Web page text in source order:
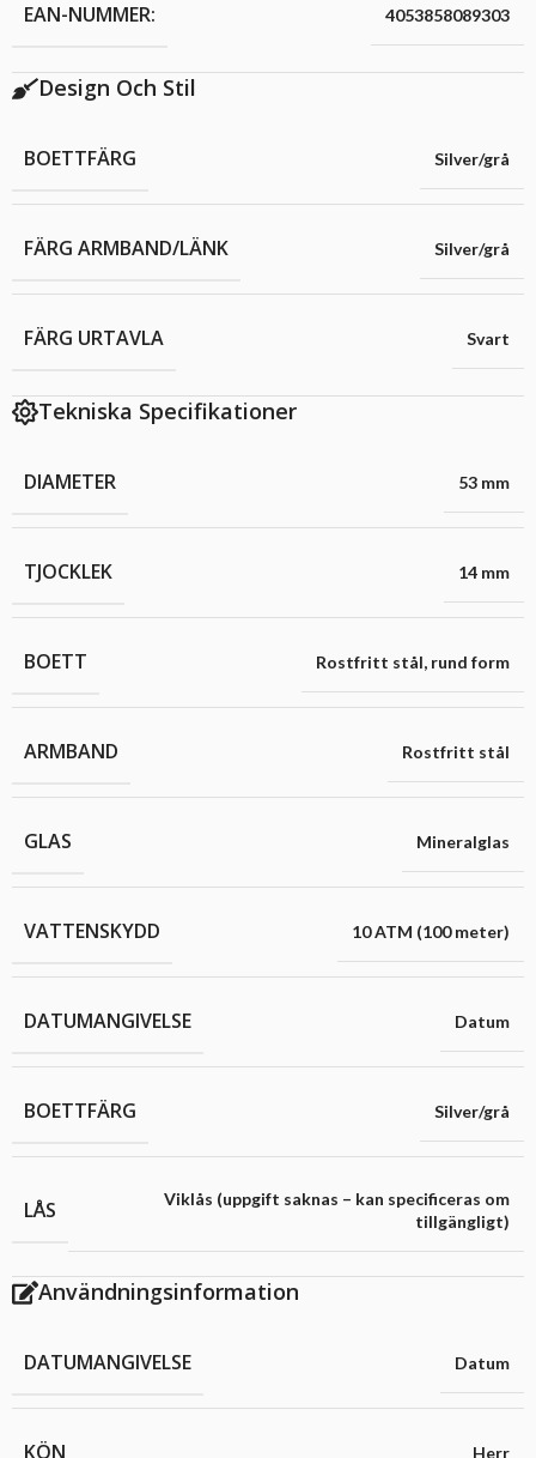
EAN-NUMMER: 4053858089303
Design Och Stil
BOETTFÄRG Silver/grå
FÄRG ARMBAND/LÄNK Silver/grå
FÄRG URTAVLA Svart
Tekniska Specifikationer
DIAMETER 53 mm
TJOCKLEK 14 mm
BOETT Rostfritt stål, rund form
ARMBAND Rostfritt stål
GLAS Mineralglas
VATTENSKYDD 10 ATM (100 meter)
DATUMANGIVELSE Datum
BOETTFÄRG Silver/grå
LÅS
Viklås (uppgift saknas – kan specificeras om
tillgängligt)
Användningsinformation
DATUMANGIVELSE Datum
KÖN Herr